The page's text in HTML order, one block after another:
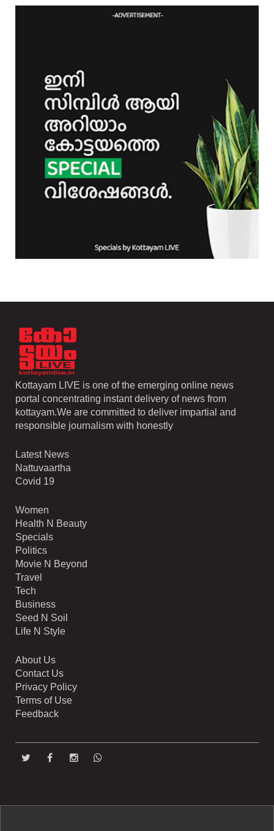
Kottayam LIVE is one of the emerging online news
portal concentrating instant delivery of news from
kottayam.We are committed to deliver impartial and
responsible journalism with honestly
Latest News
Nattuvaartha
Covid 19
Women
Health N Beauty
Specials
Politics
Movie N Beyond
Travel
Tech
Business
Seed N Soil
Life N Style
About Us
Contact Us
Privacy Policy
Terms of Use
Feedback